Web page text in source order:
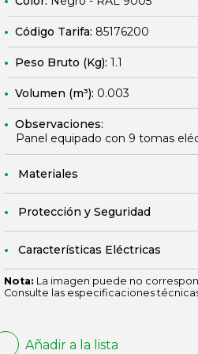
Código Tarifa: 85176200
Peso Bruto (Kg): 1.1
Volumen (m³): 0.003
Observaciones:
Panel equipado con 9 tomas
Materiales
Protección y Seguridad
Características Eléctricas
Nota: La imagen puede no
Consulte las especificaciones
Añadir a la lista